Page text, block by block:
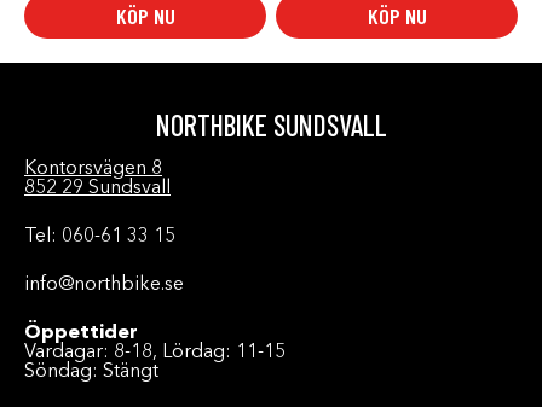
KÖP NU KÖP NU
NORTHBIKE SUNDSVALL
Kontorsvägen 8
852 29 Sundsvall
Tel: 060-61 33 15
info@northbike.se
Öppettider
Vardagar: 8-18, Lördag: 11-15
Söndag: Stängt